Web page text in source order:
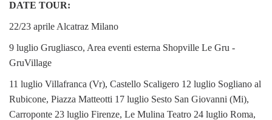
DATE TOUR:
22/23 aprile Alcatraz Milano
9 luglio Grugliasco, Area eventi esterna Shopville Le Gru -
GruVillage
11 luglio Villafranca (Vr), Castello Scaligero 12 luglio Sogliano al
Rubicone, Piazza Matteotti 17 luglio Sesto San Giovanni (Mi),
Carroponte 23 luglio Firenze, Le Mulina Teatro 24 luglio Roma,